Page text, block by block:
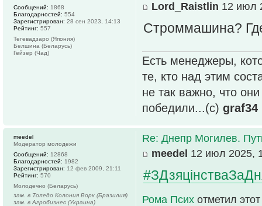
Lord_Raistlin 12 июл
Строммашина?
Есть менеджеры,
те, кто над этим
не так важно, что
победили...(с) graf34
Сообщений: 1868
Благодарностей: 554
Зарегистрирован: 28 сен 2023, 14:13
Рейтинг: 557
Тегевадзаро (Япония)
Белшина (Беларусь)
Гейзер (Чад)
Re: Днепр Могилев.
meedel 12 июл 2025,
Рома Псих отметил
meedel
Модератор молодежи
Сообщений: 12868
Благодарностей: 1982
Зарегистрирован: 12 фев 2009, 21:11
Рейтинг: 570
Молодечно (Беларусь)
зам. в Толедо Колония Ворк (Бразилия)
зам. в Агробизнес (Украина)